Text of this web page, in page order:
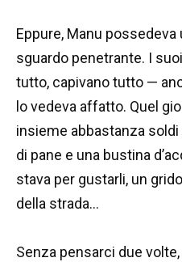
Eppure, Manu
sguardo penetrante. I
tutto, capivano tutto —
lo vedeva affatto. Quel
insieme abbastanza
di pane e una bustina
stava per gustarli, un
della strada…
Senza pensarci due